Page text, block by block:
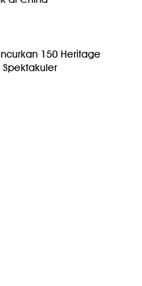
150 Heritage